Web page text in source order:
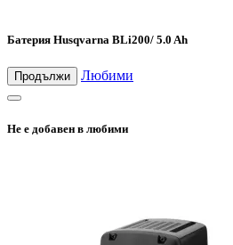
Батерия Husqvarna BLi200/ 5.0 Ah
Продължи Любими
Не е добавен в любими